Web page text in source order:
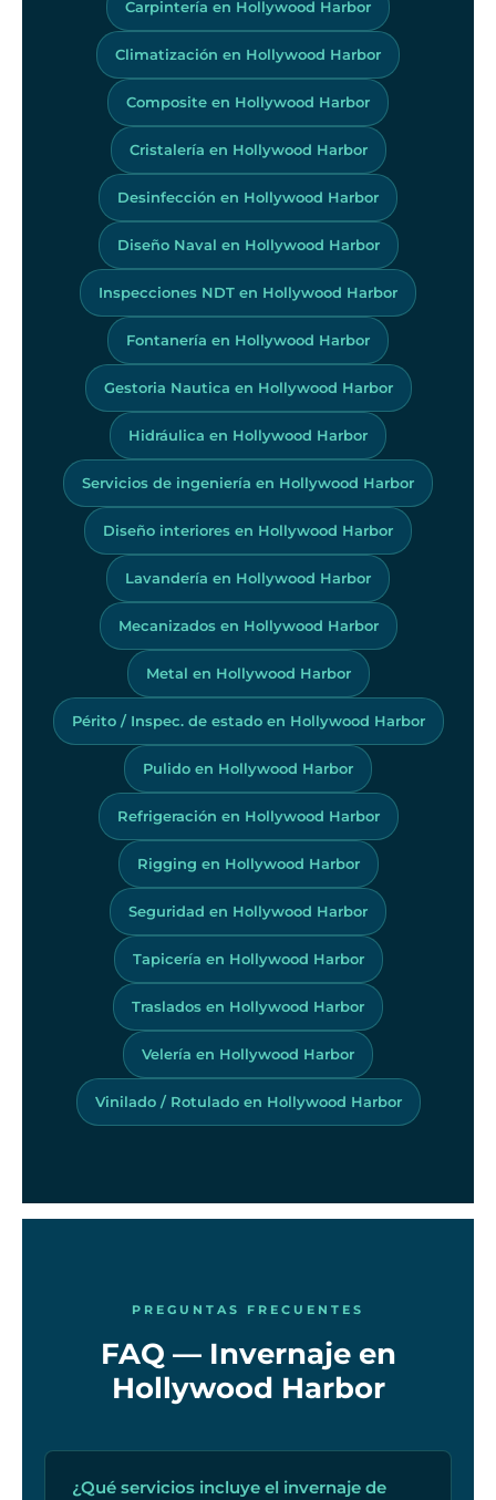
Carpintería en Hollywood Harbor
Climatización en Hollywood Harbor
Composite en Hollywood Harbor
Cristalería en Hollywood Harbor
Desinfección en Hollywood Harbor
Diseño Naval en Hollywood Harbor
Inspecciones NDT en Hollywood Harbor
Fontanería en Hollywood Harbor
Gestoria Nautica en Hollywood Harbor
Hidráulica en Hollywood Harbor
Servicios de ingeniería en Hollywood Harbor
Diseño interiores en Hollywood Harbor
Lavandería en Hollywood Harbor
Mecanizados en Hollywood Harbor
Metal en Hollywood Harbor
Périto / Inspec. de estado en Hollywood Harbor
Pulido en Hollywood Harbor
Refrigeración en Hollywood Harbor
Rigging en Hollywood Harbor
Seguridad en Hollywood Harbor
Tapicería en Hollywood Harbor
Traslados en Hollywood Harbor
Velería en Hollywood Harbor
Vinilado / Rotulado en Hollywood Harbor
PREGUNTAS FRECUENTES
FAQ — Invernaje en
Hollywood Harbor
¿Qué servicios incluye el invernaje de